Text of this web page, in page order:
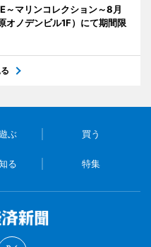
～マリンコレクション～8月
オノデンビル1F）にて期間限
ぶ 買う
る 特集